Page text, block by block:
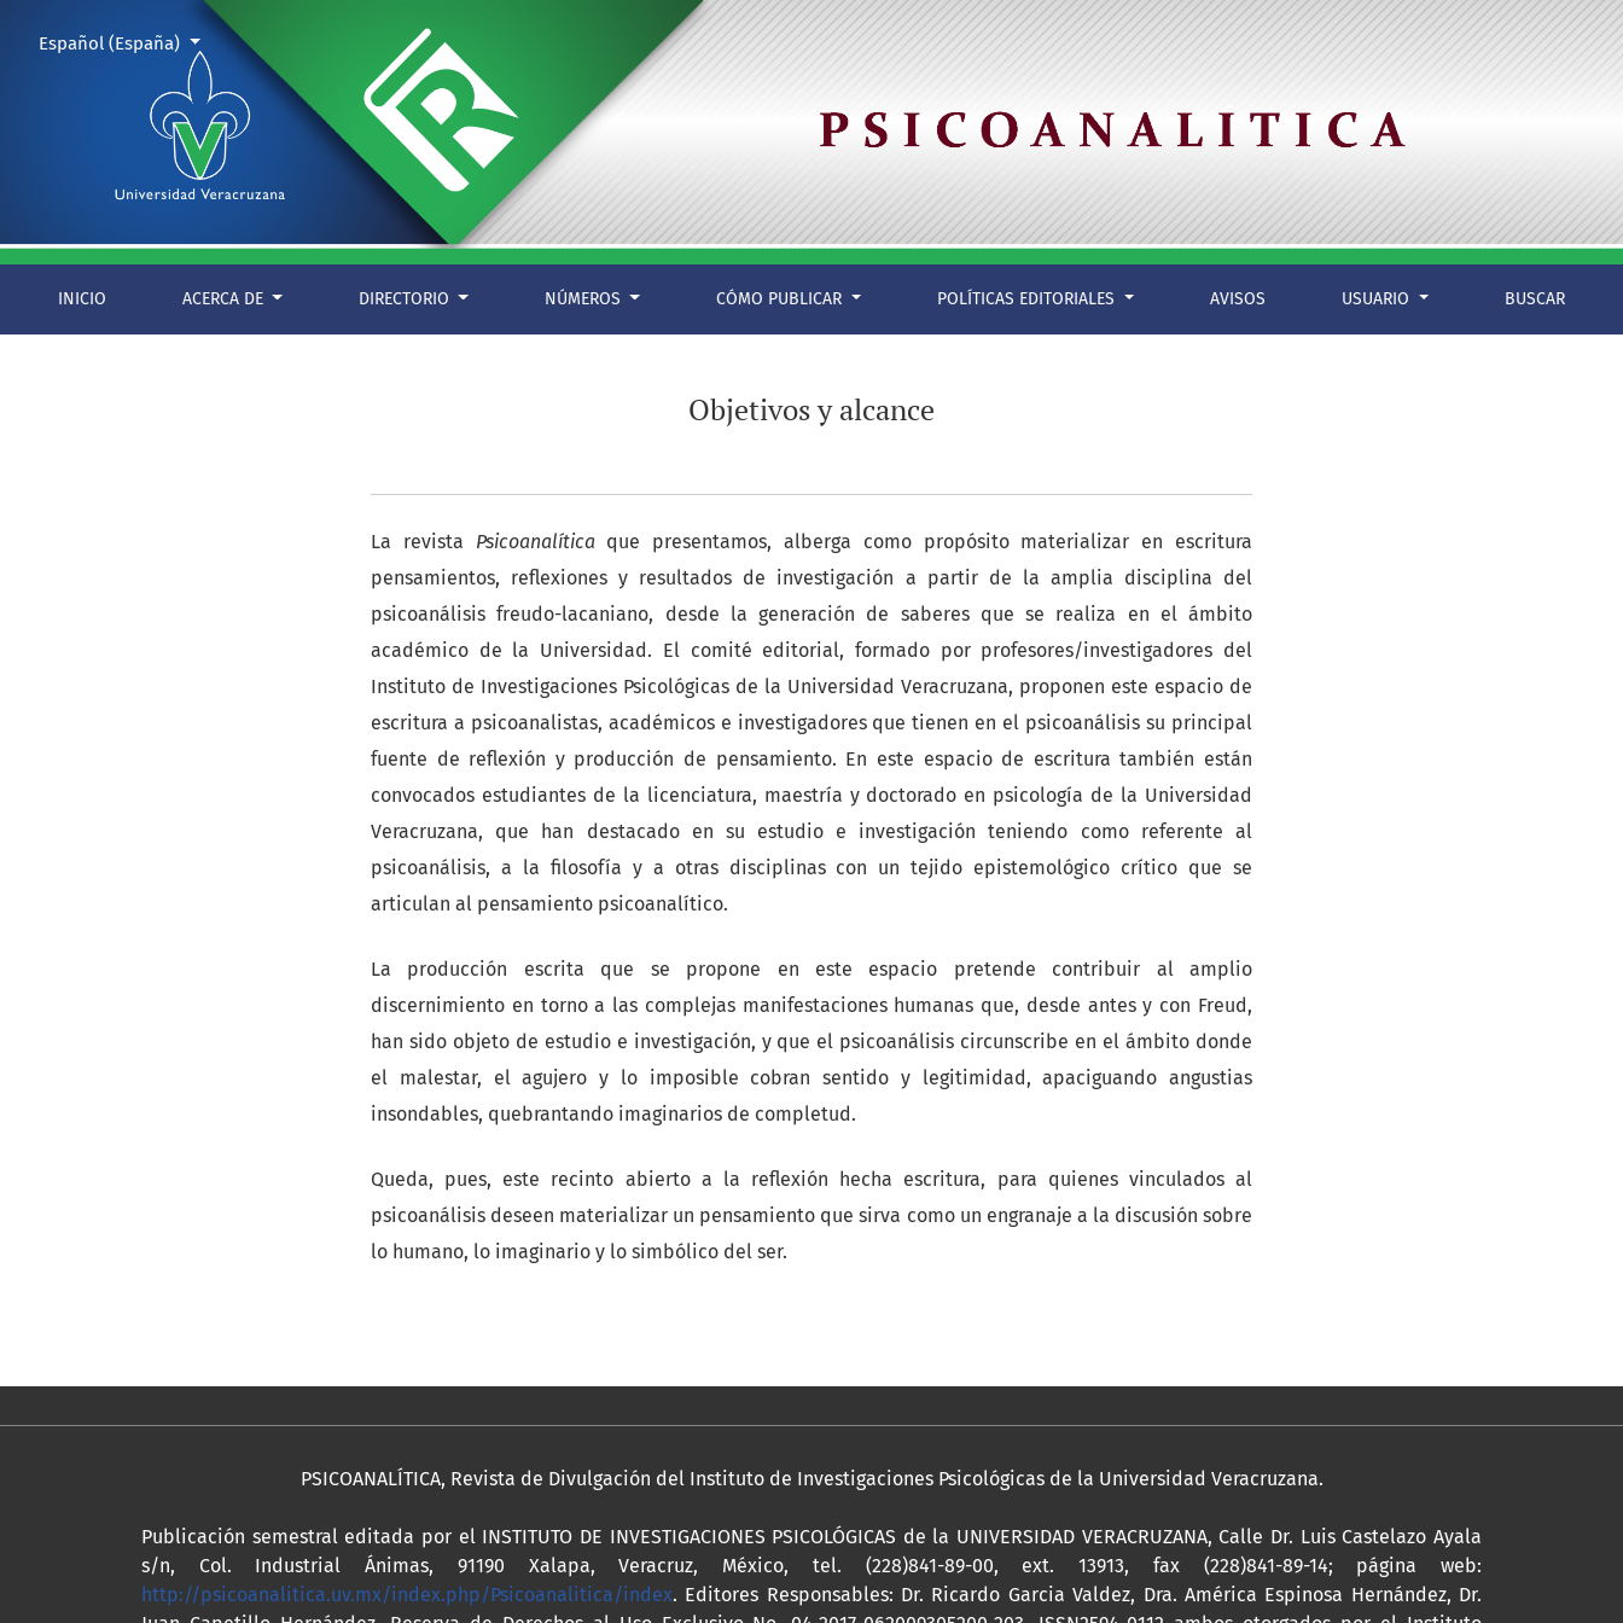
Objetivos y alcance
INICIO ACERCA DE DIRECTORIO NÚMEROS CÓMO PUBLICAR POLÍTICAS EDITORIALES AVISOS USUARIO BUSCAR
Cambiar el idioma. El actual es:
Español (España)
Objetivos y alcance
La revista Psicoanalíticaque presentamos, alberga como propósito materializar en escritura
pensamientos, reflexiones y resultados de investigación a partir de la amplia disciplina del
psicoanálisis freudo-lacaniano, desde la generación de saberes que se realiza en el ámbito
académico de la Universidad. El comité editorial, formado por profesores/investigadores del
Instituto de Investigaciones Psicológicas de la Universidad Veracruzana, proponen este espacio de
escritura a psicoanalistas, académicos e investigadores que tienen en el psicoanálisis su principal
fuente de reflexión y producción de pensamiento. En este espacio de escritura también están
convocados estudiantes de la licenciatura, maestría y doctorado en psicología de la Universidad
Veracruzana, que han destacado en su estudio e investigación teniendo como referente al
psicoanálisis, a la filosofía y a otras disciplinas con un tejido epistemológico crítico que se
articulan al pensamiento psicoanalítico.
La producción escrita que se propone en este espacio pretende contribuir al amplio
discernimiento en torno a las complejas manifestaciones humanas que, desde antes y con Freud,
han sido objeto de estudio e investigación, y que el psicoanálisis circunscribe en el ámbito donde
el malestar, el agujero y lo imposible cobran sentido y legitimidad, apaciguando angustias
insondables, quebrantando imaginarios de completud.
Queda, pues, este recinto abierto a la reflexión hecha escritura, para quienes vinculados al
psicoanálisis deseen materializar un pensamiento que sirva como un engranaje a la discusión sobre
lo humano, lo imaginario y lo simbólico del ser.
PSICOANALÍTICA, Revista de Divulgación del Instituto de Investigaciones Psicológicas de la Universidad Veracruzana.
Publicación semestral editada por el INSTITUTO DE INVESTIGACIONES PSICOLÓGICAS de la UNIVERSIDAD VERACRUZANA, Calle Dr. Luis Castelazo Ayala
s/n, Col. Industrial Ánimas, 91190 Xalapa, Veracruz, México, tel. (228)841-89-00, ext. 13913, fax (228)841-89-14; página web:
http://psicoanalitica.uv.mx/index.php/Psicoanalitica/index. Editores Responsables: Dr. Ricardo Garcia Valdez, Dra. América Espinosa Hernández, Dr.